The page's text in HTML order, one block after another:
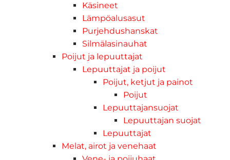
Käsineet
Lämpöalusasut
Purjehdushanskat
Silmälasinauhat
Poijut ja lepuuttajat
Lepuuttajat ja poijut
Poijut, ketjut ja painot
Poijut
Lepuuttajansuojat
Lepuuttajan suojat
Lepuuttajat
Melat, airot ja venehaat